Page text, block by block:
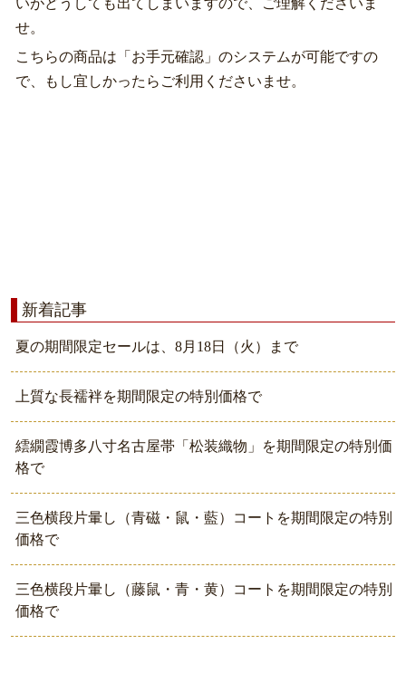
せ。
こちらの商品は「お手元確認」のシステムが可能ですの
で、もし宜しかったらご利用くださいませ。
新着記事
夏の期間限定セールは、8月18日（火）まで
上質な長襦袢を期間限定の特別価格で
繧繝霞博多八寸名古屋帯「松装織物」を期間限定の特別価
格で
三色横段片暈し（青磁・鼠・藍）コートを期間限定の特別
価格で
三色横段片暈し（藤鼠・青・黄）コートを期間限定の特別
価格で